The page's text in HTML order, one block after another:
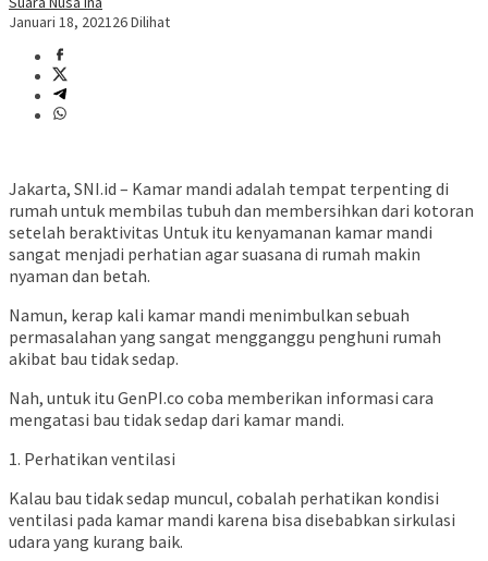
Januari 18, 202126 Dilihat
Jakarta, SNI.id – Kamar mandi adalah tempat terpenting di
rumah untuk membilas tubuh dan membersihkan dari kotoran
setelah beraktivitas Untuk itu kenyamanan kamar mandi
sangat menjadi perhatian agar suasana di rumah makin
nyaman dan betah.
Namun, kerap kali kamar mandi menimbulkan sebuah
permasalahan yang sangat mengganggu penghuni rumah
akibat bau tidak sedap.
Nah, untuk itu GenPI.co coba memberikan informasi cara
mengatasi bau tidak sedap dari kamar mandi.
1. Perhatikan ventilasi
Kalau bau tidak sedap muncul, cobalah perhatikan kondisi
ventilasi pada kamar mandi karena bisa disebabkan sirkulasi
udara yang kurang baik.